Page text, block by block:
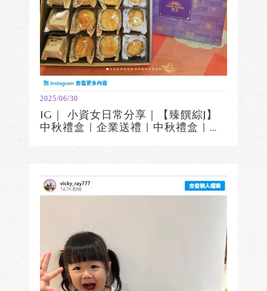
2025/06/30
IG｜ 小資女日常分享｜【臻饌綜J】
中秋禮盒｜企業送禮｜中秋禮盒｜過